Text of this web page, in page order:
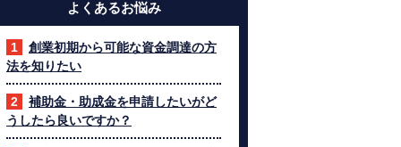
よくあるお悩み
創業初期から可能な資金調達の方
法を知りたい
補助金・助成金を申請したいがど
うしたら良いですか？